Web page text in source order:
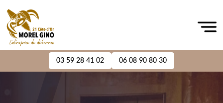
03 59 28 41 02 06 08 90 80 30